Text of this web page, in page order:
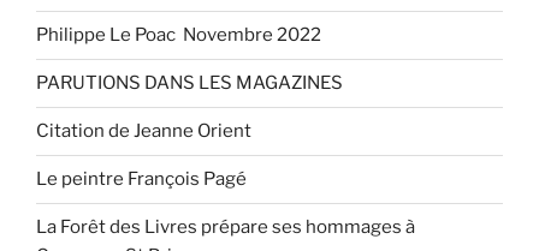
Philippe Le Poac Novembre 2022
PARUTIONS DANS LES MAGAZINES
Citation de Jeanne Orient
Le peintre François Pagé
La Forêt des Livres prépare ses hommages à